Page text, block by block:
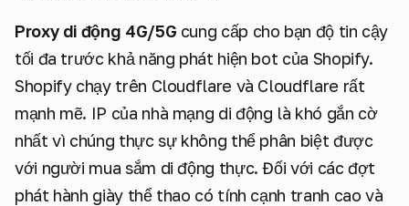
Proxy di động 4G/5G cung cấp cho bạn độ tin cậy
tối đa trước khả năng phát hiện bot của Shopify.
Shopify chạy trên Cloudflare và Cloudflare rất
mạnh mẽ. IP của nhà mạng di động là khó gắn cờ
nhất vì chúng thực sự không thể phân biệt được
với người mua sắm di động thực. Đối với các đợt
phát hành giày thể thao có tính cạnh tranh cao và